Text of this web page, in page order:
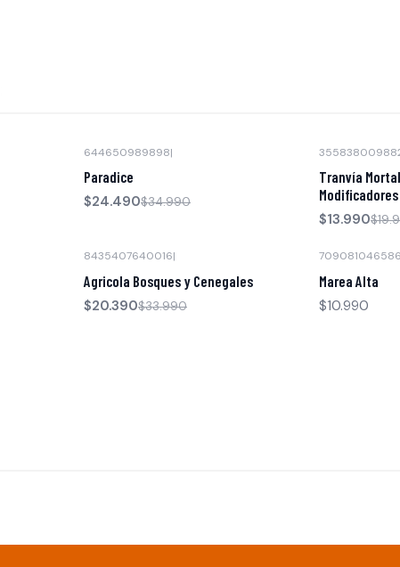
644650989898|
Paradice
$24.490$34.990
Tranvía
Modificadores
$13.990
Agotado
8435407640016|
Agricola Bosques y Cenegales
$20.390$33.990
709081046586
Marea Alta
$10.990